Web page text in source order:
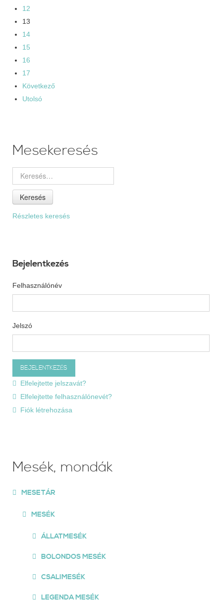
12
13
14
15
16
17
Következő
Utolsó
Mesekeresés
Keresés
Részletes keresés
Bejelentkezés
Felhasználónév
Jelszó
Elfelejtette jelszavát?
Elfelejtette felhasználónevét?
Fiók létrehozása
Mesék, mondák
MESETÁR
MESÉK
ÁLLATMESÉK
BOLONDOS MESÉK
CSALIMESÉK
LEGENDA MESÉK